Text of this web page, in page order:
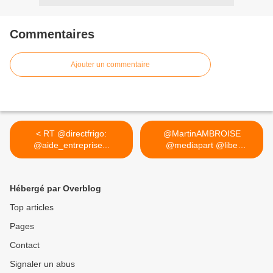
Commentaires
Ajouter un commentaire
< RT @directfrigo:
@aide_entreprise...
@MartinAMBROISE
@mediapart @libe
@JJBourdin_RMC ... >
Hébergé par Overblog
Top articles
Pages
Contact
Signaler un abus